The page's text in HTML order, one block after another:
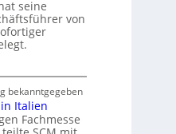
seine
von
bekanntgegeben
Italien
Fachmesse